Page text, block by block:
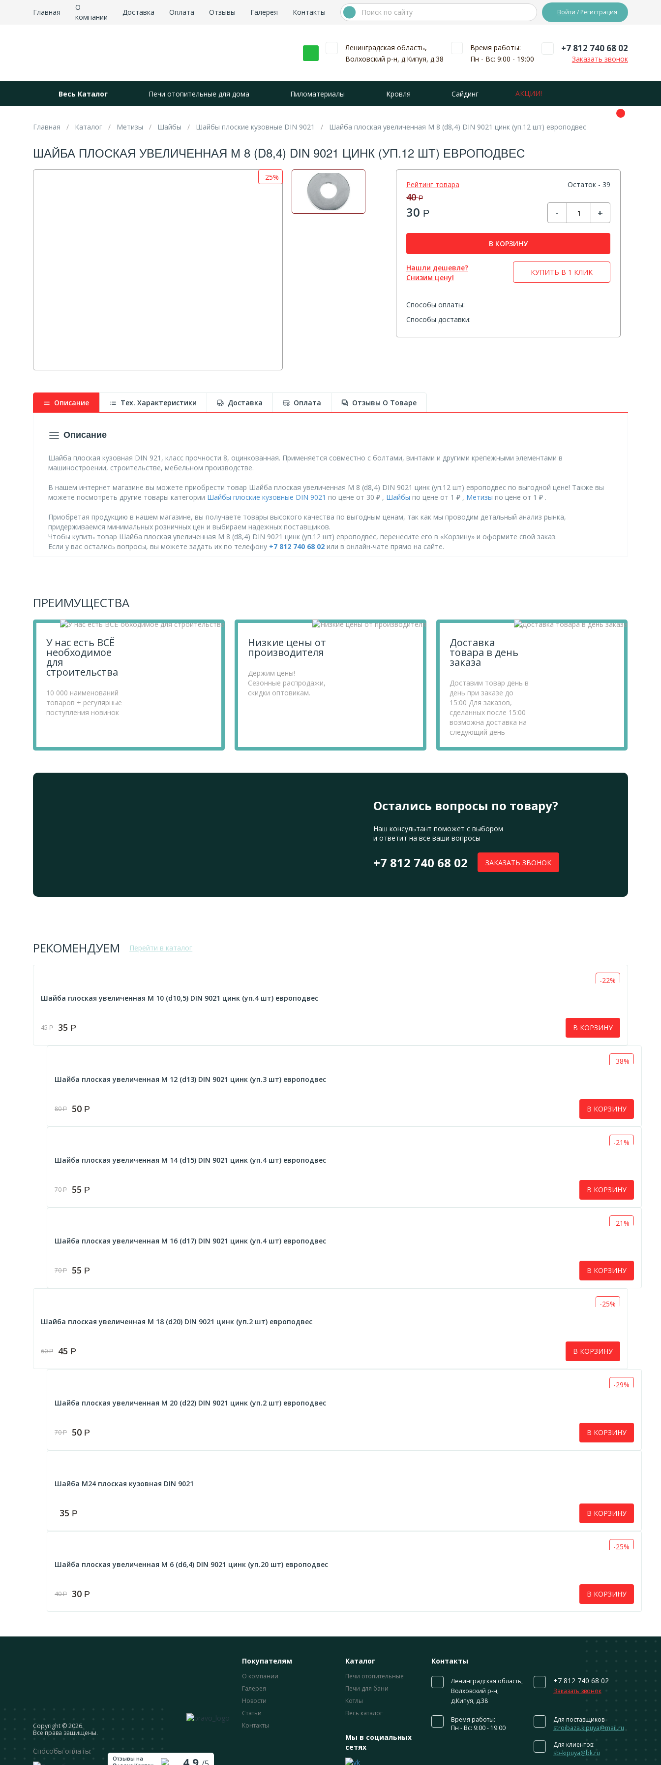
Главная
О
компании
Доставка Оплата Отзывы Галерея Контакты Войти / Регистрация
Ленинградская область,
Волховский р-н, д.Кипуя, д.38
Время работы:
Пн - Вс: 9:00 - 19:00
+7 812 740 68 02
Заказать звонок
Весь Каталог Печи отопительные для дома Пиломатериалы Кровля Сайдинг АКЦИИ!
Главная Каталог Метизы Шайбы Шайбы плоские кузовные DIN 9021 Шайба плоская увеличенная М 8 (d8,4) DIN 9021 цинк (уп.12 шт) европодвес
ШАЙБА ПЛОСКАЯ УВЕЛИЧЕННАЯ М 8 (D8,4) DIN 9021 ЦИНК (УП.12 ШТ) ЕВРОПОДВЕС
-25%
Рейтинг товара Остаток - 39
40Р
30 Р - +
В КОРЗИНУ
Нашли дешевле?
Снизим цену!
КУПИТЬ В 1 КЛИК
Способы оплаты:
Способы доставки:
Описание
Описание
Шайба плоская кузовная DIN 921, класс прочности 8, оцинкованная. Применяется совместно с болтами, винтами и другими крепежными элементами в
машиностроении, строительстве, мебельном производстве.
В нашем интернет магазине вы можете приобрести товар Шайба плоская увеличенная М 8 (d8,4) DIN 9021 цинк (уп.12 шт) европодвес по выгодной цене! Также вы
можете посмотреть другие товары категории Шайбы плоские кузовные DIN 9021 по цене от 30 ₽ , Шайбы по цене от 1 ₽ , Метизы по цене от 1 ₽ .
Приобретая продукцию в нашем магазине, вы получаете товары высокого качества по выгодным ценам, так как мы проводим детальный анализ рынка,
придерживаемся минимальных розничных цен и выбираем надежных поставщиков.
Чтобы купить товар Шайба плоская увеличенная М 8 (d8,4) DIN 9021 цинк (уп.12 шт) европодвес, перенесите его в «Корзину» и оформите свой заказ.
Если у вас остались вопросы, вы можете задать их по телефону +7 812 740 68 02 или в онлайн-чате прямо на сайте.
Тех. Характеристики Доставка Оплата Отзывы О Товаре
ПРЕИМУЩЕСТВА
У нас есть ВСЁ
необходимое
для
строительства
10 000 наименований
товаров + регулярные
поступления новинок
Низкие цены от
производителя
Держим цены!
Сезонные распродажи,
скидки оптовикам.
Доставка
товара в день
заказа
Доставим товар день в
день при заказе до
15:00 Для заказов,
сделанных после 15:00
возможна доставка на
следующий день
Остались вопросы по товару?
Наш консультант поможет с выбором
и ответит на все ваши вопросы
+7 812 740 68 02 ЗАКАЗАТЬ ЗВОНОК
РЕКОМЕНДУЕМ Перейти в каталог
-22%
Шайба плоская увеличенная М 10 (d10,5) DIN 9021 цинк (уп.4 шт) европодвес
45Р 35 Р В КОРЗИНУ
-38%
Шайба плоская увеличенная М 12 (d13) DIN 9021 цинк (уп.3 шт) европодвес
80Р 50 Р В КОРЗИНУ
-21%
Шайба плоская увеличенная М 14 (d15) DIN 9021 цинк (уп.4 шт) европодвес
70Р 55 Р В КОРЗИНУ
-21%
Шайба плоская увеличенная М 16 (d17) DIN 9021 цинк (уп.4 шт) европодвес
70Р 55 Р В КОРЗИНУ
-25%
Шайба плоская увеличенная М 18 (d20) DIN 9021 цинк (уп.2 шт) европодвес
60Р 45 Р В КОРЗИНУ
-29%
Шайба плоская увеличенная М 20 (d22) DIN 9021 цинк (уп.2 шт) европодвес
70Р 50 Р В КОРЗИНУ
Шайба М24 плоская кузовная DIN 9021
35 Р В КОРЗИНУ
-25%
Шайба плоская увеличенная М 6 (d6,4) DIN 9021 цинк (уп.20 шт) европодвес
40Р 30 Р В КОРЗИНУ
Сopyright © 2026.
Все права защищены.
Способы оплаты:
Отзывы на
Покупателям
О компании
Галерея
Новости
Статьи
Контакты
Каталог
Печи отопительные
Печи для бани
Котлы
Весь каталог
Мы в социальных
сетях
Контакты
Ленинградская область,
Волховский р-н,
д.Кипуя, д.38
+7 812 740 68 02
Заказать звонок
Время работы:
Пн - Вс: 9:00 - 19:00
Для поставщиков
stroibaza.kipuya@mail.ru
Для клиентов:
sb-kipuya@bk.ru